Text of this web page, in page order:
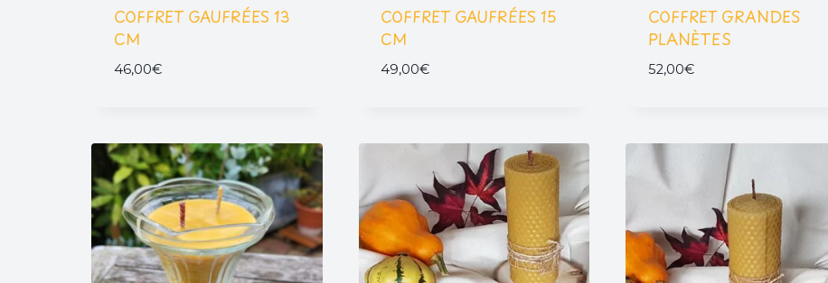
COFFRET GAUFRÉES 13
CM
46,00€
COFFRET GAUFRÉES 15
CM
49,00€
COFFRET GRANDES
PLANÈTES
52,00€